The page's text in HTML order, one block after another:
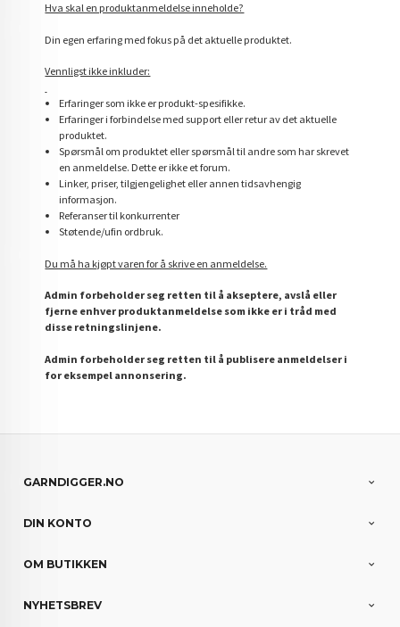
Hva skal en produktanmeldelse inneholde?
Din egen erfaring med fokus på det aktuelle produktet.
Vennligst ikke inkluder:
Erfaringer som ikke er produkt-spesifikke.
Erfaringer i forbindelse med support eller retur av det aktuelle
produktet.
Spørsmål om produktet eller spørsmål til andre som har skrevet
en anmeldelse. Dette er ikke et forum.
Linker, priser, tilgjengelighet eller annen tidsavhengig
informasjon.
Referanser til konkurrenter
Støtende/ufin ordbruk.
Du må ha kjøpt varen for å skrive en anmeldelse.
Admin forbeholder seg retten til å akseptere, avslå eller
fjerne enhver produktanmeldelse som ikke er i tråd med
disse retningslinjene.
Admin forbeholder seg retten til å publisere anmeldelser i
for eksempel annonsering.
GARNDIGGER.NO
DIN KONTO
OM BUTIKKEN
NYHETSBREV